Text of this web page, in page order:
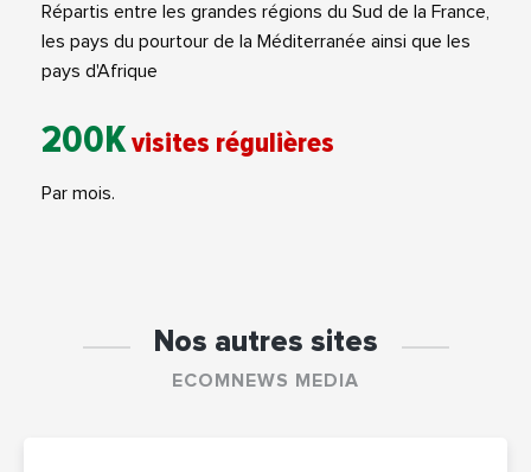
Répartis entre les grandes régions du Sud de la France,
les pays du pourtour de la Méditerranée ainsi que les
pays d'Afrique
200Kvisites régulières
Par mois.
Nos autres sites
ECOMNEWS MEDIA